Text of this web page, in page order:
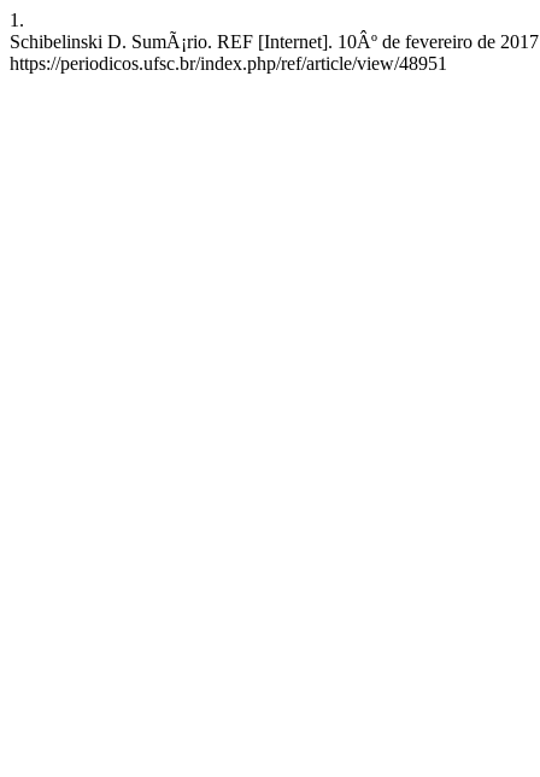
1.
Schibelinski D. SumÃ¡rio. REF [Internet]. 10Âº de fevereiro de
https://periodicos.ufsc.br/index.php/ref/article/view/48951